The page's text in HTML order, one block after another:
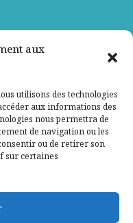
aux
utilisons des technologies
aux informations des
nous permettra de
de navigation ou les
ou de retirer son
sur certaines